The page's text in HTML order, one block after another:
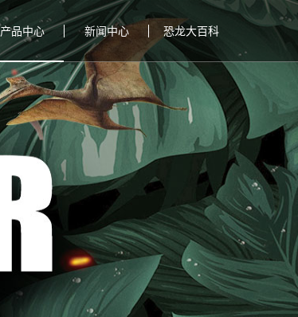
产品中心 新闻中心 恐龙大百科